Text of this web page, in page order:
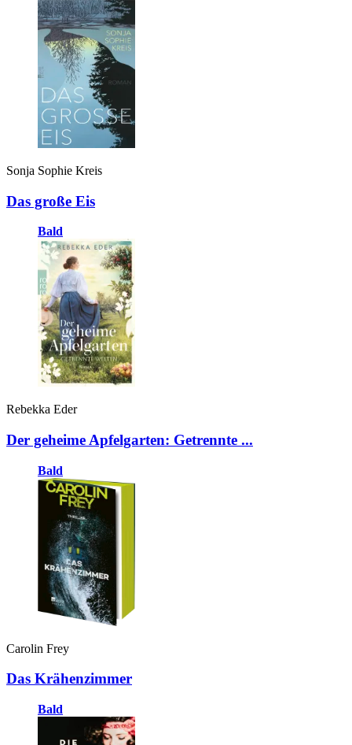
Sonja Sophie Kreis
Das große Eis
Bald
Rebekka Eder
Der geheime Apfelgarten: Getrennte ...
Bald
Carolin Frey
Das Krähenzimmer
Bald